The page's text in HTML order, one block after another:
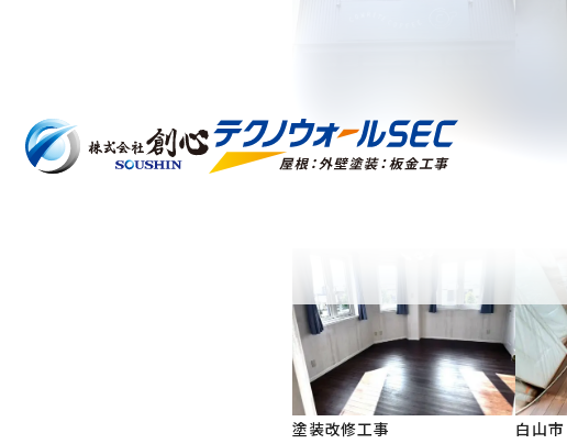
店舗 外壁塗装
金沢
塗装改修工事
白山